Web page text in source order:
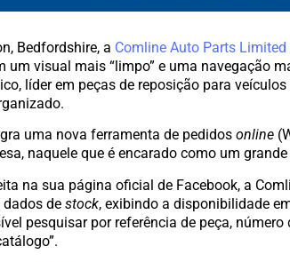
Bedfordshire, a Comline Auto Parts Limited
um visual mais “limpo” e uma navegação
líder em peças de reposição para
uma nova ferramenta de pedidosonline
naquele que é encarado como um
na sua página oficial de Facebook, a
de stock, exibindo a disponibilidade
pesquisar por referência de peça,